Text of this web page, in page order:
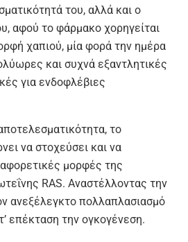
του, αλλά και ο
αφού το φάρμακο χορηγείται
χαπιού, μία φορά την ημέρα
και συχνά εξαντλητικές
για ενδοφλέβιες
το
να στοχεύσει και να
μορφές της
RAS. Αναστέλλοντας την
ανεξέλεγκτο πολλαπλασιασμό
επέκταση την ογκογένεση.